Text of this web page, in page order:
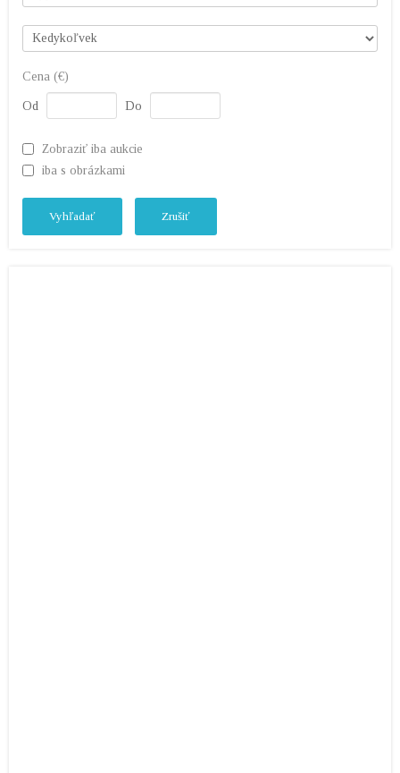
Cena (€)
Od Do
Zobraziť iba aukcie
iba s obrázkami
Vyhľadať Zrušiť